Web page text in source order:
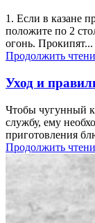
1. Если в казане
положите по 2
огонь. Прокипят...
Продолжить
Уход и
Чтобы чугунный
службу, ему
приготовления
Продолжить